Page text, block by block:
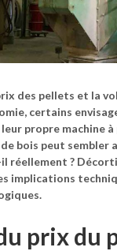
des pellets et la
certains
propre machine
bois peut sembler
il réellement ?
implications
prix du